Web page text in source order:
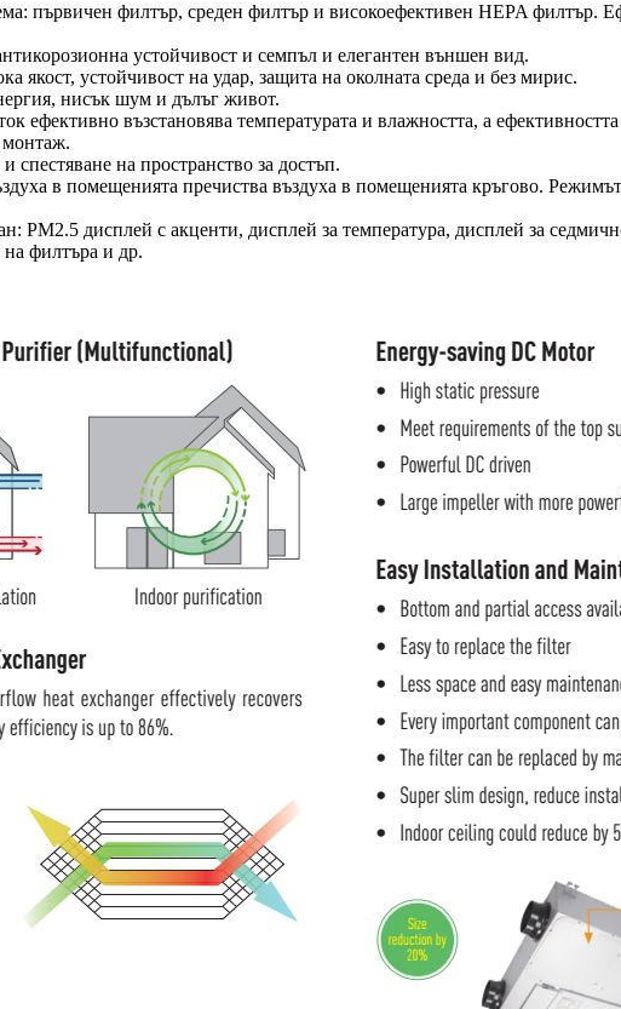
първичен филтър, среден филтър и високоефективен HEPA филтър.
устойчивост и семпъл и елегантен външен вид.
якост, устойчивост на удар, защита на околната среда и без мирис.
нисък шум и дълъг живот.
ефективно възстановява температурата и влажността, а
монтаж.
спестяване на пространство за достъп.
в помещенията пречиства въздуха в помещенията кръгово.
PM2.5 дисплей с акценти, дисплей за температура, дисплей за
на филтъра и др.